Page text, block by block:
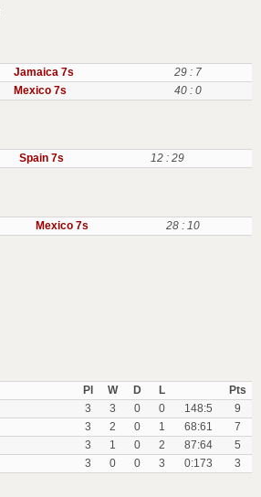
Jamaica 7s
29 : 7
Mexico 7s 40 : 0
Spain 7s 12 : 29
Mexico 7s 28 : 10
Pl
W D L
Pts
3 3 0 0 148:5
9
3 2 0 1 68:61
7
3 1 0 2 87:64
5
3 0 0 3 0:173 3